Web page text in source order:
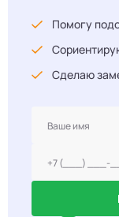
Помогу
Сделаю